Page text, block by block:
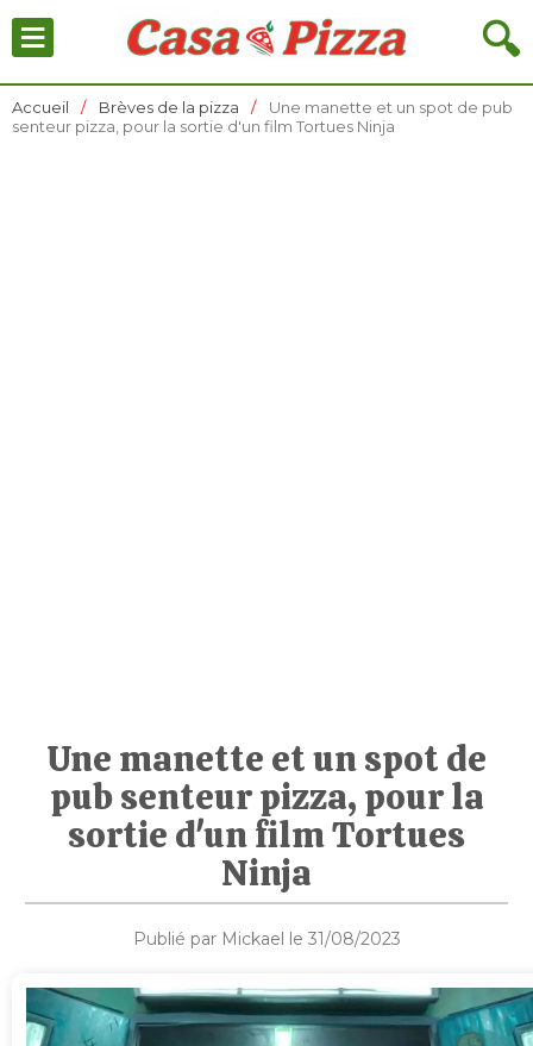
🔍
≡
Accueil Brèves de la pizza
Une manette et un spot de pub
senteur pizza, pour la sortie d'un film Tortues Ninja
Une manette et un spot de
pub senteur pizza, pour la
sortie d'un film Tortues
Ninja
Publié par Mickael le 31/08/2023